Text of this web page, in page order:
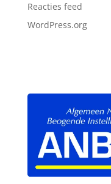
Reacties feed
WordPress.org